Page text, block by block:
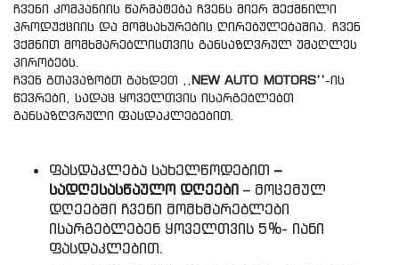
ჩვენი კომპანიის წარმატება ჩვენს მიერ შექმნილი
პროდუქციის და მომსახურების ღირებულებაშია. ჩვენ
ვქმნით მომხმარებლისთვის განსაზღვრულ უმაღლეს
პირობებს.
ჩვენ გთავაზობთ გახდეთ ,,NEW AUTO MOTORS’’-ის
წევრები, სადაც ყოველთვის ისარგებლებთ
განსაზღვრული ფასდაკლებებით.
ფასდაკლება სახელწოდებით –
სადღესასწაულო დღეები – მოცემულ
დღეებში ჩვენი მომხმარებლები
ისარგებლებენ ყოველთვის 5%- იანი
ფასდაკლებით.